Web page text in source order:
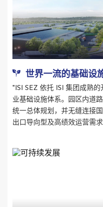
世界一流的基础设
"ISI SEZ 依托 ISI 集团成熟
业基础设施体系。园区内道
统一总体规划，并无缝连接
出口导向型及高绩效运营需